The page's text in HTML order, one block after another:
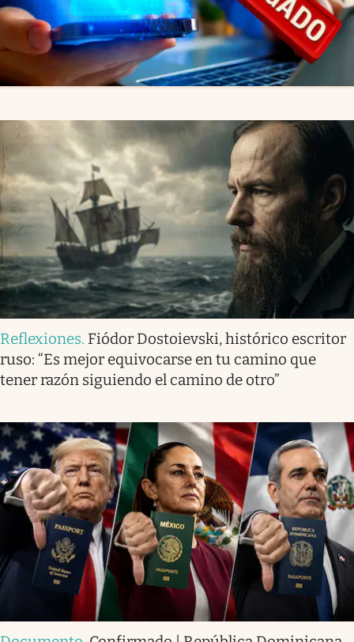
Reflexiones. Fiódor Dostoievski, histórico escritor
ruso: “Es mejor equivocarse en tu camino que
tener razón siguiendo el camino de otro”